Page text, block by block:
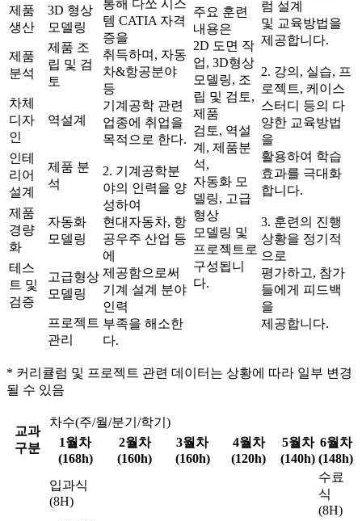
통해 다쏘 시스
템 CATIA 자격
증을
취득하며, 자동
차&항공분야
등
기계공학 관련
업종에 취업을
목적으로 한다.
2. 기계공학분
야의 인력을 양
성하여
현대자동차, 항
공우주 산업 등
에
제공함으로써
기계 설계 분야
인력
부족을 해소한
다.
주요 훈련
내용은
2D 도면 작
업, 3D형상
모델링, 조
립 및 검토,
제품
검토, 역설
계, 제품분
석,
자동화 모
델링, 고급
형상
모델링 및
프로젝트로
구성됩니
다.
럼 설계
및 교육방법을
제공합니다.
2. 강의, 실습, 프
로젝트, 케이스
스터디 등의 다
양한 교육방법
을
활용하여 학습
효과를 극대화
합니다.
3. 훈련의 진행
상황을 정기적
으로
평가하고, 참가
들에게 피드백
을
제공합니다.
제품
생산
3D 형상
모델링
제품
분석
제품 조
립 및 검
토
차체
디자
인
역설계
인테
리어
설계
제품 분
석
제품
경량
화
자동화
모델링
테스
트 및
검증
고급형상
모델링
프로젝트
관리
* 커리큘럼 및 프로젝트 관련 데이터는 상황에 따라 일부 변경
될 수 있음
교과
구분
차수(주/월/분기/학기)
1월차
(168h)
2월차
(160h)
3월차
(160h)
4월차
(120h)
5월차
(140h)
6월차
(148h)
입과식
(8H)
수료
식
(8H)